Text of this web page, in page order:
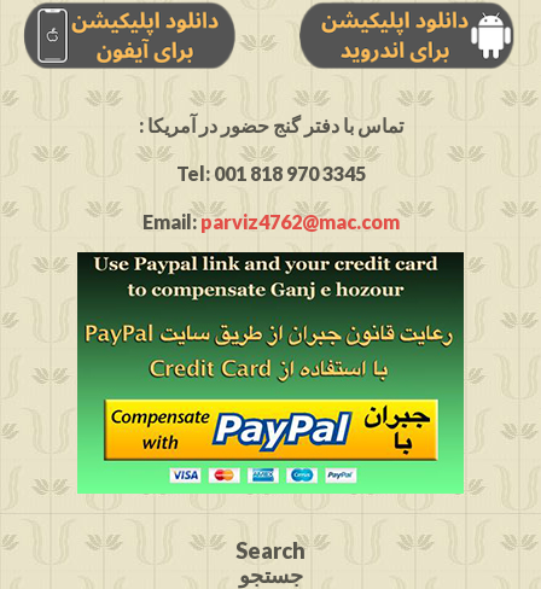
: تماس با دفتر گنج حضور در آمریکا
Tel: 001 818 970 3345
Email:parviz4762@mac.com
Search
جستجو